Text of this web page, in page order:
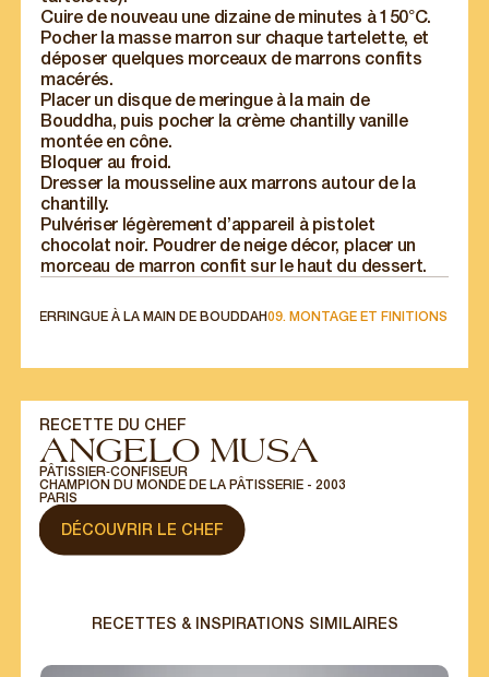
Cuire de nouveau une dizaine de minutes à 150°C.
Pocher la masse marron sur chaque tartelette, et
déposer quelques morceaux de marrons confits
macérés.
Placer un disque de meringue à la main de
Bouddha, puis pocher la crème chantilly vanille
montée en cône.
Bloquer au froid.
Dresser la mousseline aux marrons autour de la
chantilly.
Pulvériser légèrement d’appareil à pistolet
chocolat noir. Poudrer de neige décor, placer un
morceau de marron confit sur le haut du dessert.
08. MERRINGUE À LA MAIN DE BOUDDAH09. MONTAGE ET FINITIONS
RECETTE DU CHEF
ANGELO MUSA
PÂTISSIER‑CONFISEUR
CHAMPION DU MONDE DE LA PÂTISSERIE - 2003
PARIS
DÉCOUVRIR LE CHEF
RECETTES & INSPIRATIONS SIMILAIRES